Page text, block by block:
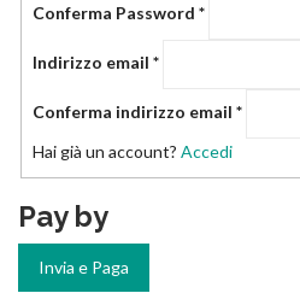
Conferma Password *
Indirizzo email *
Conferma indirizzo email *
Hai già un account? Accedi
Pay by